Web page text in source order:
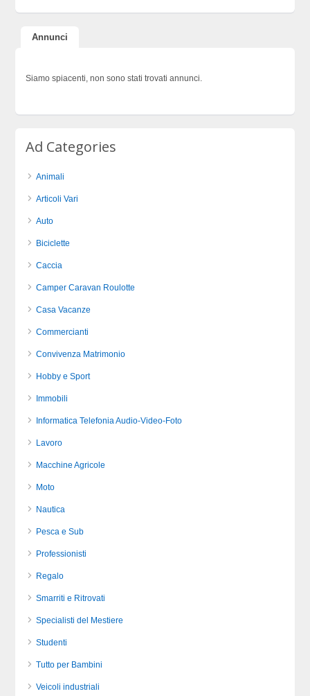
Annunci
Siamo spiacenti, non sono stati trovati annunci.
Ad Categories
Animali
Articoli Vari
Auto
Biciclette
Caccia
Camper Caravan Roulotte
Casa Vacanze
Commercianti
Convivenza Matrimonio
Hobby e Sport
Immobili
Informatica Telefonia Audio-Video-Foto
Lavoro
Macchine Agricole
Moto
Nautica
Pesca e Sub
Professionisti
Regalo
Smarriti e Ritrovati
Specialisti del Mestiere
Studenti
Tutto per Bambini
Veicoli industriali